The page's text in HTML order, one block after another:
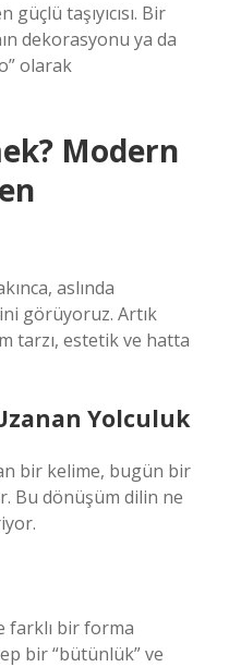
taşıyıcısı. Bir
dekorasyonu ya da
olarak
Modern
aslında
görüyoruz. Artık
tarzı, estetik ve hatta
Yolculuk
bir kelime, bugün bir
Bu dönüşüm dilin ne
farklı bir forma
bir “bütünlük” ve